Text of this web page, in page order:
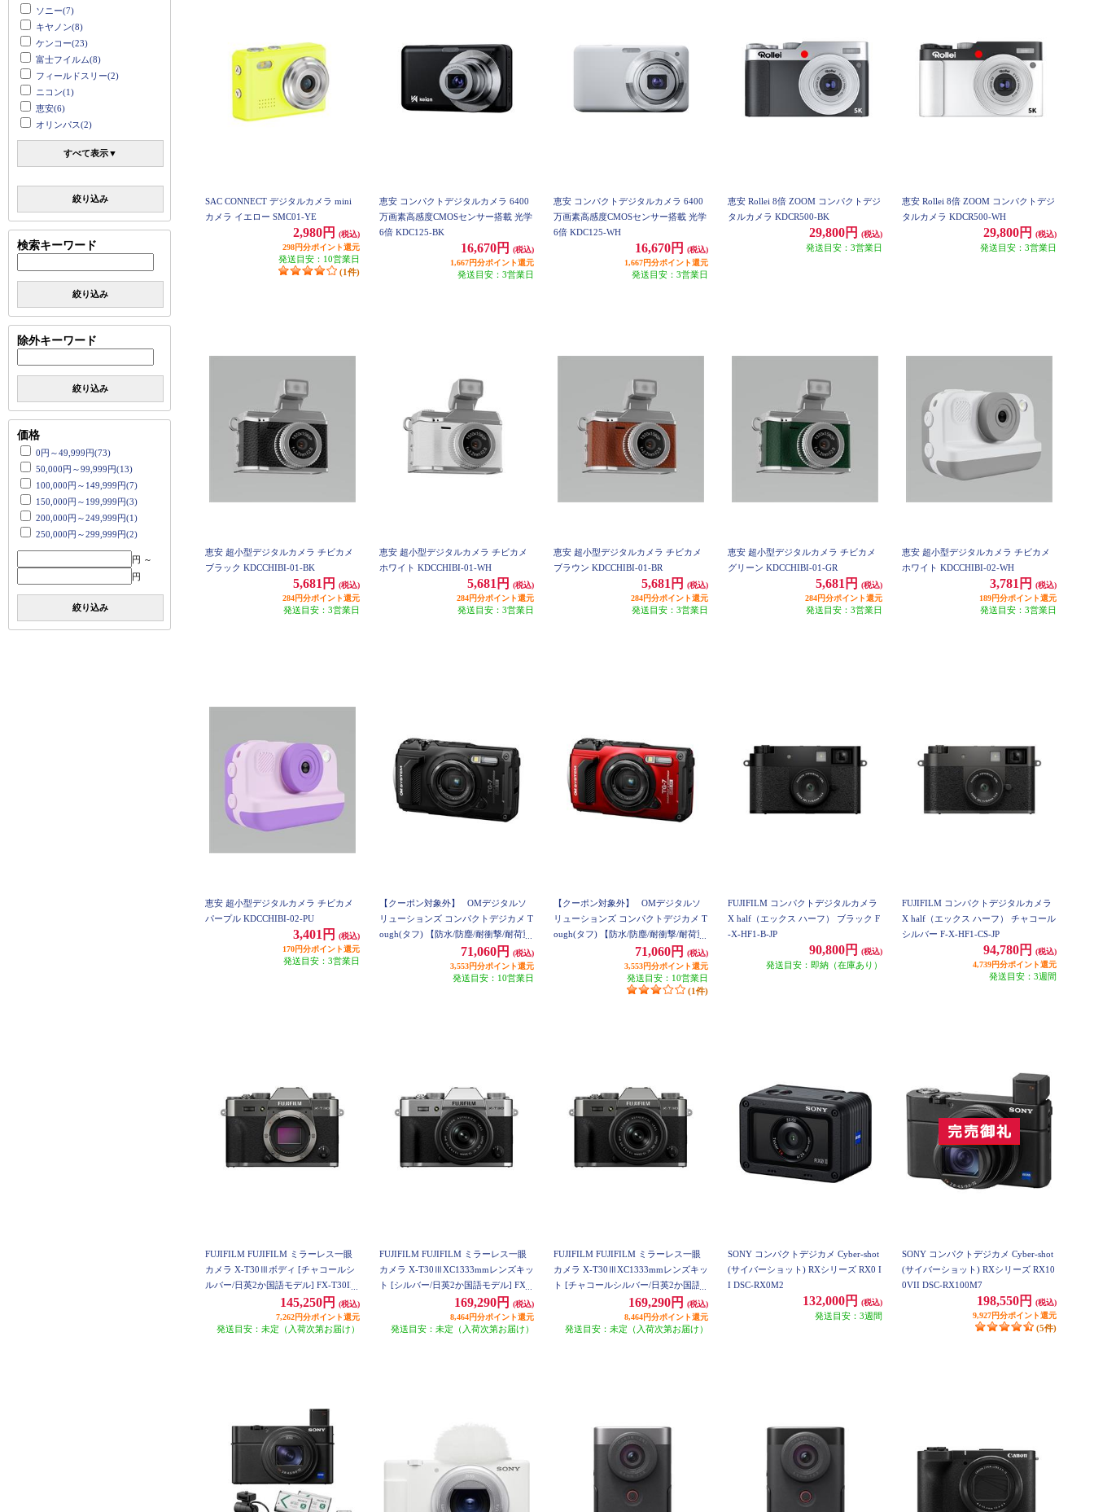
ソニー(7)
キヤノン(8)
ケンコー(23)
富士フイルム(8)
フィールドスリー(2)
ニコン(1)
恵安(6)
オリンパス(2)
すべて表示▼
絞り込み
検索キーワード
絞り込み
除外キーワード
絞り込み
価格
0円～49,999円(73)
50,000円～99,999円(13)
100,000円～149,999円(7)
150,000円～199,999円(3)
200,000円～249,999円(1)
250,000円～299,999円(2)
円 ～
円
絞り込み
SAC CONNECT デジタルカメラ mini
カメラ イエロー SMC01-YE
2,980円
(税込)
298円分ポイント還元
発送目安：10営業日
(1件)
恵安 コンパクトデジタルカメラ 6400
万画素高感度CMOSセンサー搭載 光学
6倍 KDC125-BK
16,670円
(税込)
1,667円分ポイント還元
発送目安：3営業日
恵安 コンパクトデジタルカメラ 6400
万画素高感度CMOSセンサー搭載 光学
6倍 KDC125-WH
16,670円
(税込)
1,667円分ポイント還元
発送目安：3営業日
恵安 Rollei 8倍 ZOOM コンパクトデジ
タルカメラ KDCR500-BK
29,800円 (税込)
発送目安：3営業日
恵安 Rollei 8倍 ZOOM コンパクトデジ
タルカメラ KDCR500-WH
29,800円 (税込)
発送目安：3営業日
恵安 超小型デジタルカメラ チビカメ
ブラック KDCCHIBI-01-BK
5,681円
(税込)
284円分ポイント還元
発送目安：3営業日
恵安 超小型デジタルカメラ チビカメ
ホワイト KDCCHIBI-01-WH
5,681円
(税込)
284円分ポイント還元
発送目安：3営業日
恵安 超小型デジタルカメラ チビカメ
ブラウン KDCCHIBI-01-BR
5,681円
(税込)
284円分ポイント還元
発送目安：3営業日
恵安 超小型デジタルカメラ チビカメ
グリーン KDCCHIBI-01-GR
5,681円
(税込)
284円分ポイント還元
発送目安：3営業日
恵安 超小型デジタルカメラ チビカメ
ホワイト KDCCHIBI-02-WH
3,781円
(税込)
189円分ポイント還元
発送目安：3営業日
恵安 超小型デジタルカメラ チビカメ
パープル KDCCHIBI-02-PU
3,401円
(税込)
170円分ポイント還元
発送目安：3営業日
【クーポン対象外】
OMデジタルソ
リューションズ コンパクトデジカメ T
ough(タフ) 【防水/防塵/耐衝撃/耐荷重/
耐低温/耐結露/マクロ撮影機能/ブラッ
71,060円
(税込)
3,553円分ポイント還元
発送目安：10営業日
【クーポン対象外】
OMデジタルソ
リューションズ コンパクトデジカメ T
ough(タフ) 【防水/防塵/耐衝撃/耐荷重/
耐低温/耐結露/マクロ撮影機能/レッ
71,060円
(税込)
3,553円分ポイント還元
発送目安：10営業日
(1件)
FUJIFILM コンパクトデジタルカメラ
X half（エックス ハーフ） ブラック F
-X-HF1-B-JP
90,800円 (税込)
発送目安：即納（在庫あり）
FUJIFILM コンパクトデジタルカメラ
X half（エックス ハーフ） チャコール
シルバー F-X-HF1-CS-JP
94,780円
(税込)
4,739円分ポイント還元
発送目安：3週間
FUJIFILM FUJIFILM ミラーレス一眼
カメラ X-T30Ⅲボディ [チャコールシ
ルバー/日英2か国語モデル] FX-T30III-
145,250円
(税込)
7,262円分ポイント還元
発送目安：未定（入荷次第お届け）
FUJIFILM FUJIFILM ミラーレス一眼
カメラ X-T30ⅢXC1333mmレンズキッ
ト [シルバー/日英2か国語モデル] FX-
T30IIILK-1333-S-JP169,290円
(税込)
8,464円分ポイント還元
発送目安：未定（入荷次第お届け）
FUJIFILM FUJIFILM ミラーレス一眼
カメラ X-T30ⅢXC1333mmレンズキッ
ト [チャコールシルバー/日英2か国語
モデル] FX-T30IIILK-1333-CS-JP
169,290円
(税込)
8,464円分ポイント還元
発送目安：未定（入荷次第お届け）
SONY コンパクトデジカメ Cyber-shot
(サイバーショット) RXシリーズ RX0 I
I DSC-RX0M2
132,000円 (税込)
発送目安：3週間
SONY コンパクトデジカメ Cyber-shot
(サイバーショット) RXシリーズ RX10
0VII DSC-RX100M7
198,550円
(税込)
9,927円分ポイント還元
(5件)